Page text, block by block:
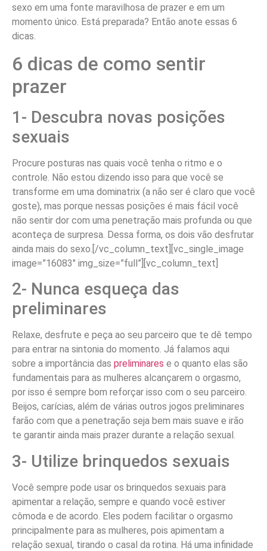
sexo em uma fonte maravilhosa de prazer e em um
momento único. Está preparada? Então anote essas 6
dicas.
6 dicas de como sentir
prazer
1- Descubra novas posições
sexuais
Procure posturas nas quais você tenha o ritmo e o
controle. Não estou dizendo isso para que você se
transforme em uma dominatrix (a não ser é claro que você
goste), mas porque nessas posições é mais fácil você
não sentir dor com uma penetração mais profunda ou que
aconteça de surpresa. Dessa forma, os dois vão desfrutar
ainda mais do sexo.[/vc_column_text][vc_single_image
image=”16083″ img_size=”full”][vc_column_text]
2- Nunca esqueça das
preliminares
Relaxe, desfrute e peça ao seu parceiro que te dê tempo
para entrar na sintonia do momento. Já falamos aqui
sobre a importância das preliminares e o quanto elas são
fundamentais para as mulheres alcançarem o orgasmo,
por isso é sempre bom reforçar isso com o seu parceiro.
Beijos, carícias, além de várias outros jogos preliminares
farão com que a penetração seja bem mais suave e irão
te garantir ainda mais prazer durante a relação sexual.
3- Utilize brinquedos sexuais
Você sempre pode usar os brinquedos sexuais para
apimentar a relação, sempre e quando você estiver
cômoda e de acordo. Eles podem facilitar o orgasmo
principalmente para as mulheres, pois apimentam a
relação sexual, tirando o casal da rotina. Há uma infinidade